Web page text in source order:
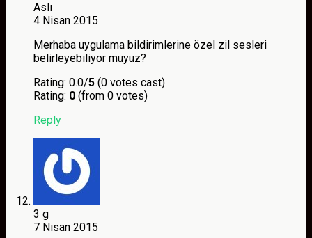
Aslı
4 Nisan 2015
Merhaba uygulama bildirimlerine özel zil sesleri
belirleyebiliyor muyuz?
Rating: 0.0/5 (0 votes cast)
Rating: 0 (from 0 votes)
Reply
3 g
7 Nisan 2015